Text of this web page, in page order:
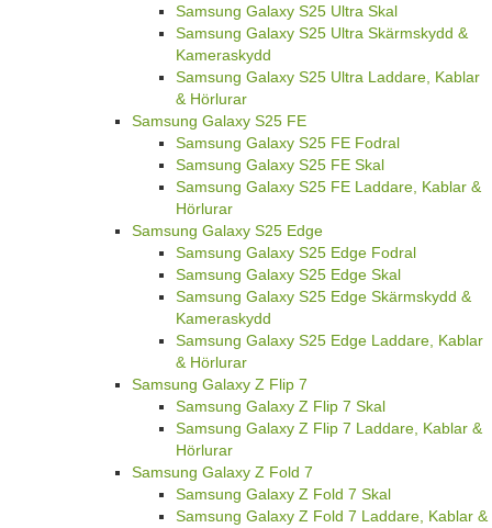
Samsung Galaxy S25 Ultra Skal
Samsung Galaxy S25 Ultra Skärmskydd &
Kameraskydd
Samsung Galaxy S25 Ultra Laddare, Kablar
& Hörlurar
Samsung Galaxy S25 FE
Samsung Galaxy S25 FE Fodral
Samsung Galaxy S25 FE Skal
Samsung Galaxy S25 FE Laddare, Kablar &
Hörlurar
Samsung Galaxy S25 Edge
Samsung Galaxy S25 Edge Fodral
Samsung Galaxy S25 Edge Skal
Samsung Galaxy S25 Edge Skärmskydd &
Kameraskydd
Samsung Galaxy S25 Edge Laddare, Kablar
& Hörlurar
Samsung Galaxy Z Flip 7
Samsung Galaxy Z Flip 7 Skal
Samsung Galaxy Z Flip 7 Laddare, Kablar &
Hörlurar
Samsung Galaxy Z Fold 7
Samsung Galaxy Z Fold 7 Skal
Samsung Galaxy Z Fold 7 Laddare, Kablar &